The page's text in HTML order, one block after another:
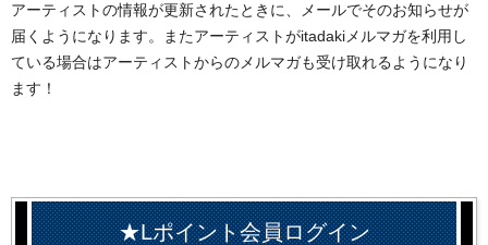
アーティストの情報が更新されたときに、メールでそのお知らせが
届くようになります。またアーティストがitadakiメルマガを利用し
ている場合はアーティストからのメルマガも受け取れるようになり
ます！
★Lポイント会員ログイン